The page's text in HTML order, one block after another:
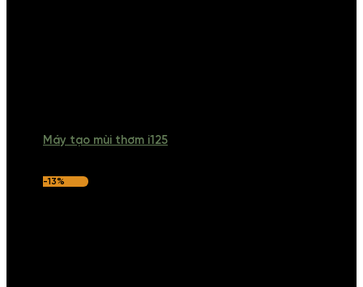
Máy tạo mùi thơm i125
-13%